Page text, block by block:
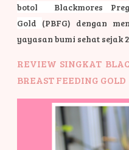
botol Blackmores
Gold (PBFG) dengan
yayasan bumi sehat sejak
REVIEW SINGKAT
BREAST FEEDING GOLD